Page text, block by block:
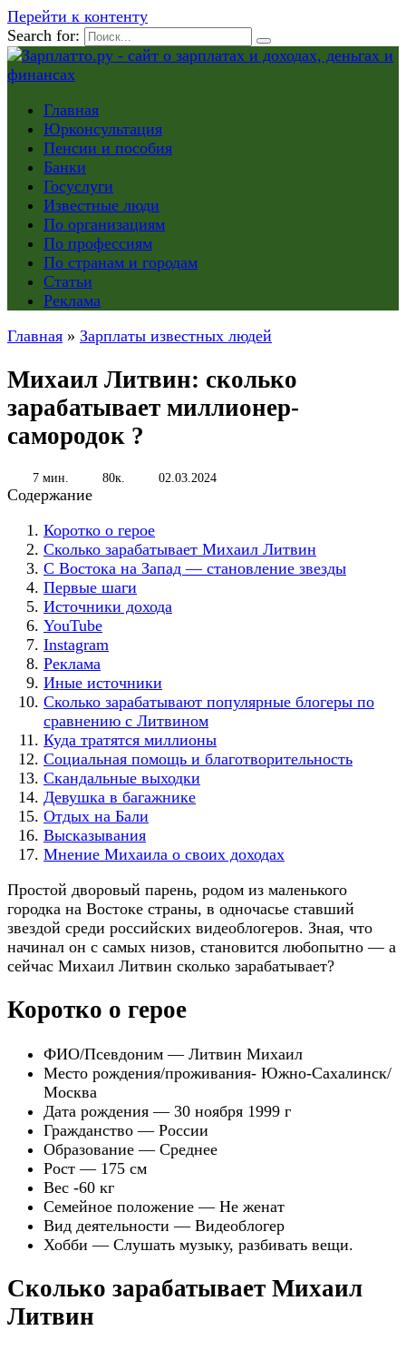
Перейти к контенту
Search for:
Главная
Юрконсультация
Пенсии и пособия
Банки
Госуслуги
Известные люди
По организациям
По профессиям
По странам и городам
Статьи
Реклама
Главная » Зарплаты известных людей
Михаил Литвин: сколько
зарабатывает миллионер-
самородок ?
7 мин. 80к. 02.03.2024
Содержание
Коротко о герое
Сколько зарабатывает Михаил Литвин
С Востока на Запад — становление звезды
Первые шаги
Источники дохода
YouTube
Instagram
Реклама
Иные источники
Сколько зарабатывают популярные блогеры по
сравнению с Литвином
Куда тратятся миллионы
Социальная помощь и благотворительность
Скандальные выходки
Девушка в багажнике
Отдых на Бали
Высказывания
Мнение Михаила о своих доходах
Простой дворовый парень, родом из маленького
городка на Востоке страны, в одночасье ставший
звездой среди российских видеоблогеров. Зная, что
начинал он с самых низов, становится любопытно — а
сейчас Михаил Литвин сколько зарабатывает?
Коротко о герое
ФИО/Псевдоним — Литвин Михаил
Место рождения/проживания- Южно-Сахалинск/
Москва
Дата рождения — 30 ноября 1999 г
Гражданство — России
Образование — Среднее
Рост — 175 см
Вес -60 кг
Семейное положение — Не женат
Вид деятельности — Видеоблогер
Хобби — Слушать музыку, разбивать вещи.
Сколько зарабатывает Михаил
Литвин